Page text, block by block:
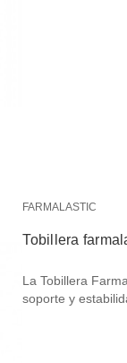
FARMALASTIC
Tobillera
La Tobillera
soporte y